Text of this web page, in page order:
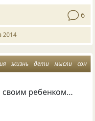
6
2014
жизнь дети мысли сон
своим ребенком…